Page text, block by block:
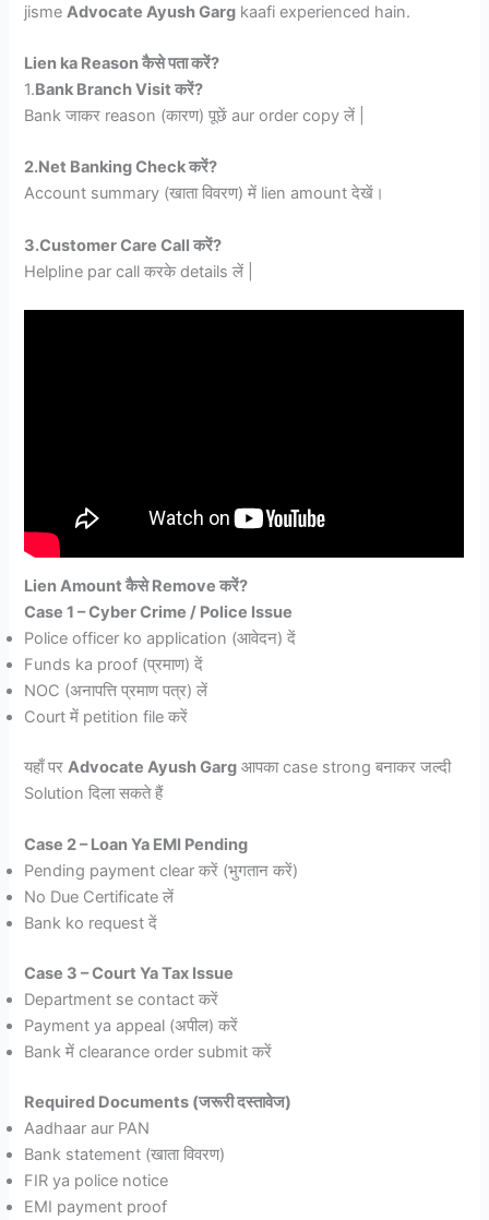
jisme Advocate Ayush Garg kaafi experienced hain.
Lien ka Reasonकैसे पता करें?
1.Bank Branch Visitकरें?
Bank जाकर reason (कारण) पूछें aur order copy लें |
2.Net Banking Checkकरें?
Account summary (खाता विवरण) में lien amount देखें।
3.Customer Care Callकरें?
Helpline par call करके details लें |
Lien AmountकैसेRemoveकरें?
Case 1 – Cyber Crime / Police Issue
Police officer ko application (आवेदन) दें
Funds ka proof (प्रमाण) दें
NOC (अनापत्ति प्रमाण पत्र) लें
Court में petition fileकरें
यहाँ परAdvocate Ayush Garg आपका case strong बनाकर जल्दी
Solution दिला सकते हैं
Case 2 – Loan Ya EMI Pending
Pending payment clearकरें (भुगतान करें)
No Due Certificate लें
Bank ko request दें
Case 3 – Court Ya Tax Issue
Department se contactकरें
Payment ya appeal (अपील)करें
Bank में clearance order submitकरें
Required Documents (जरूरी दस्तावेज)
Aadhaar aur PAN
Bank statement (खाता विवरण)
FIR ya police notice
EMI payment proof